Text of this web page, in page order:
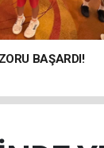
BAŞARDI!